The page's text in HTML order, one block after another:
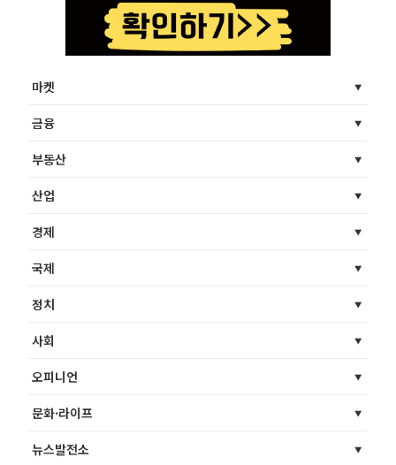
마켓
금융
부동산
산업
경제
국제
정치
사회
오피니언
문화·라이프
뉴스발전소